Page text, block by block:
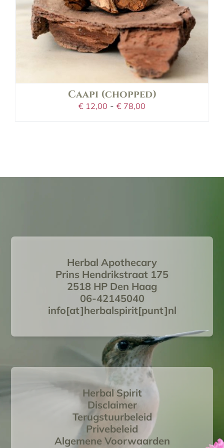
Caapi (chopped)
€ 12,00 - € 78,00
Herbal Apothecary
Prins Hendrikstraat 175
2518 HP Den Haag
06-42145040
info[at]herbalspirit[punt]nl
Herbal Spirit
Disclaimer
Terugstuurbeleid
Privebeleid
Algemene Voorwaarden